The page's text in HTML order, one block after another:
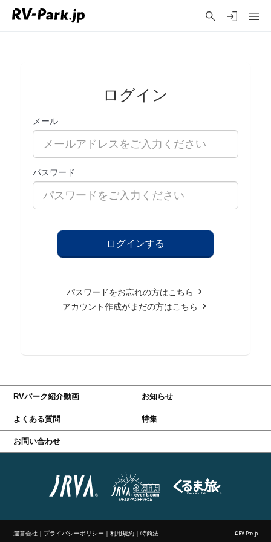
ログイン
メール
パスワード
パスワードをお忘れの方はこちら
アカウント作成がまだの方はこちら
RVパーク紹介動画 お知らせ
よくある質問 特集
お問い合わせ
運営会社 ｜ プライバシーポリシー ｜利用規約 ｜特商法 ©RV-Park.jp